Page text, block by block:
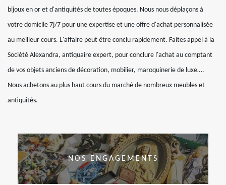
bijoux en or et d'antiquités de toutes époques. Nous nous déplaçons à
votre domicile 7j/7 pour une expertise et une offre d'achat personnalisée
au meilleur cours. L'affaire peut être conclu rapidement. Faites appel à la
Société Alexandra, antiquaire expert, pour conclure l'achat au comptant
de vos objets anciens de décoration, mobilier, maroquinerie de luxe….
Nous achetons au plus haut cours du marché de nombreux meubles et
antiquités.
NOS ENGAGEMENTS